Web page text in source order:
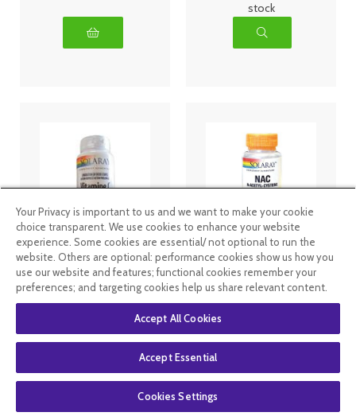
stock
Solaray
Vitamines C -
1000 mg -30
comprimés
Solaray NAC
(N-Acétyl-
Cystéine) 60
caps végétales
Your Privacy is important to us and we want to make your cookie
choice transparent. We use cookies to enhance your website
experience. Some cookies are essential/ not optional to run the
website. Others are optional: performance cookies show us how you
use our website and features; functional cookies remember your
preferences; and targeting cookies help us share relevant content.
Accept All Cookies
Accept Essential
Cookies Settings